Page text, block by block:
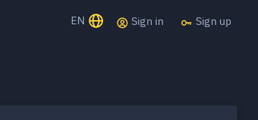
EN Sign in Sign up